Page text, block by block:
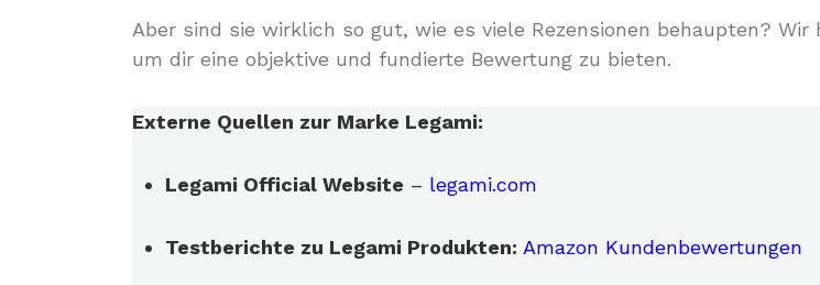
Aber sind sie wirklich so gut, wie es viele Rezensionen behaupten?
um dir eine objektive und fundierte Bewertung zu bieten.
Externe Quellen zur Marke Legami:
Legami Official Website – legami.com
Testberichte zu Legami Produkten: Amazon Kundenbewertungen